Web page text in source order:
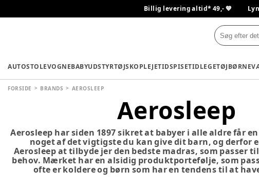
Billig levering altid* 49,- 💙
AUTOSTOLEVOGNEBABYUDSTYRTØJSKOPLEJETIDSPISETIDLEGETØJ
FORSIDE BRANDS AEROSLEEP
Aerosleep
Aerosleep har siden 1897 sikret at babyer i alle aldre får
noget af det vigtigste du kan give dit barn, og derfor
Aerosleep at tilbyde jer den bedste madras, som passer
behov. Mærket har en alsidig produktportefølje, som
ofte er koldere og børn som har en tendens til at